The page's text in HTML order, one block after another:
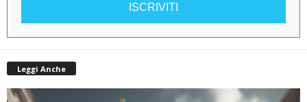
ISCRIVITI
Leggi Anche